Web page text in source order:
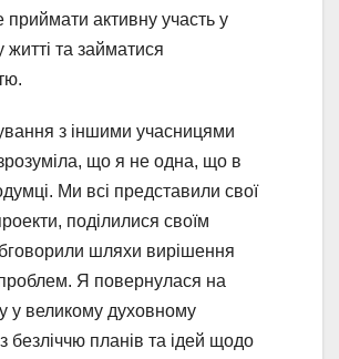
приймати активну участь у
житті та займатися
з іншими учасницями
що я не одна, що в
Ми всі представили свої
поділилися своїм
шляхи вирішення
Я повернулася на
у великому духовному
безліччю планів та ідей щодо